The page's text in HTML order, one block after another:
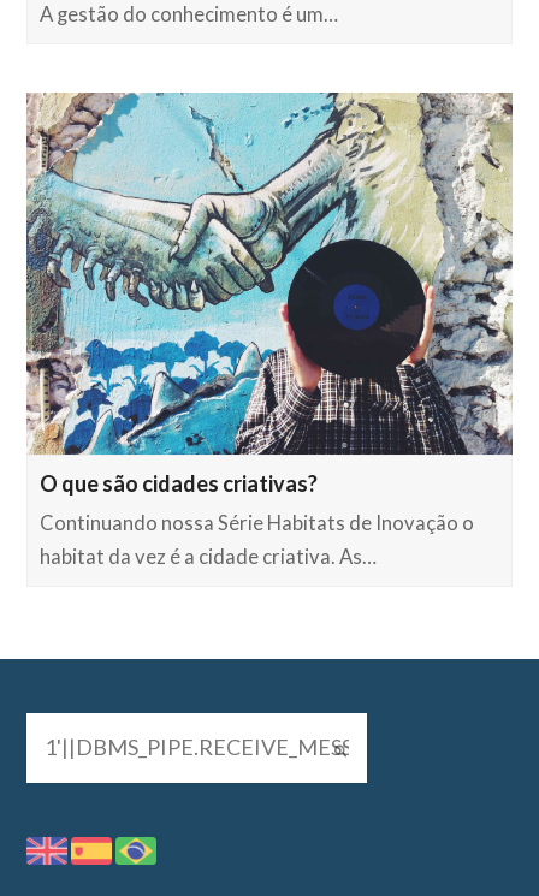
A gestão do conhecimento é um…
O que são cidades criativas?
Continuando nossa Série Habitats de Inovação o
habitat da vez é a cidade criativa. As…